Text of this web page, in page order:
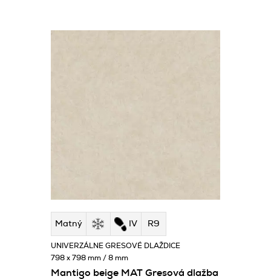
Matný IV R9
Mantigo beige MAT Gresová dlažba
UNIVERZÁLNE GRESOVÉ DLAŽDICE
798 x 798 mm / 8 mm